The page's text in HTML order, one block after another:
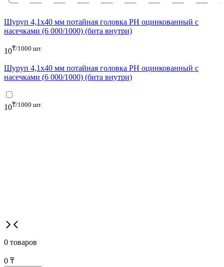
Шуруп 4,1x40 мм потайная головка PH оцинкованный с
насечками (6 000/1000) (бита внутри)
10₸/1000 шт.
Шуруп 4,1x40 мм потайная головка PH оцинкованный с
насечками (6 000/1000) (бита внутри)
10₸/1000 шт.
0 товаров
0 ₸